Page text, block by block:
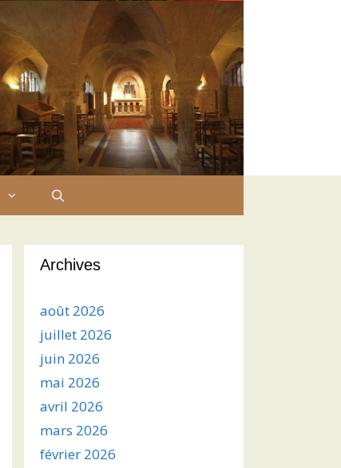
Archives
août 2026
juillet 2026
juin 2026
mai 2026
avril 2026
mars 2026
février 2026